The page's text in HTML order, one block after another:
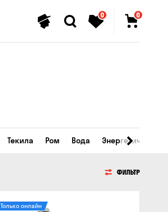
0 0
Текила Ром Вода Энергетические
ФИЛЬТР
Только онлайн